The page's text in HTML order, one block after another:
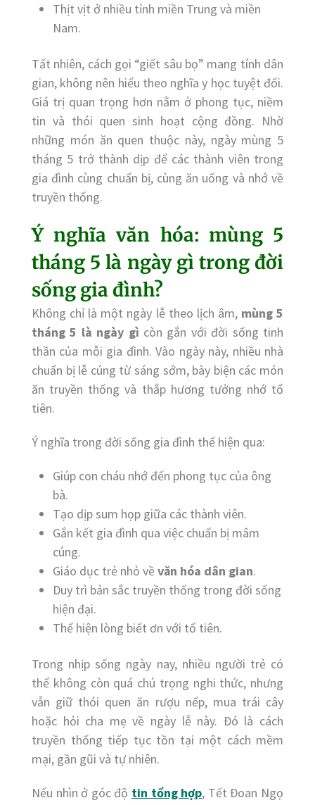
Thịt vịt ở nhiều tỉnh miền Trung và miền
Nam.
Tất nhiên, cách gọi “giết sâu bọ” mang tính dân
gian, không nên hiểu theo nghĩa y học tuyệt đối.
Giá trị quan trọng hơn nằm ở phong tục, niềm
tin và thói quen sinh hoạt cộng đồng. Nhờ
những món ăn quen thuộc này, ngày mùng 5
tháng 5 trở thành dịp để các thành viên trong
gia đình cùng chuẩn bị, cùng ăn uống và nhớ về
truyền thống.
Ý nghĩa văn hóa: mùng 5
tháng 5 là ngày gì trong đời
sống gia đình?
Không chỉ là một ngày lễ theo lịch âm, mùng 5
tháng 5 là ngày gì còn gắn với đời sống tinh
thần của mỗi gia đình. Vào ngày này, nhiều nhà
chuẩn bị lễ cúng từ sáng sớm, bày biện các món
ăn truyền thống và thắp hương tưởng nhớ tổ
tiên.
Ý nghĩa trong đời sống gia đình thể hiện qua:
Giúp con cháu nhớ đến phong tục của ông
bà.
Tạo dịp sum họp giữa các thành viên.
Gắn kết gia đình qua việc chuẩn bị mâm
cúng.
Giáo dục trẻ nhỏ vềvăn hóa dân gian.
Duy trì bản sắc truyền thống trong đời sống
hiện đại.
Thể hiện lòng biết ơn với tổ tiên.
Trong nhịp sống ngày nay, nhiều người trẻ có
thể không còn quá chú trọng nghi thức, nhưng
vẫn giữ thói quen ăn rượu nếp, mua trái cây
hoặc hỏi cha mẹ về ngày lễ này. Đó là cách
truyền thống tiếp tục tồn tại một cách mềm
mại, gần gũi và tự nhiên.
Nếu nhìn ở góc độ tin tổng hợp, Tết Đoan Ngọ